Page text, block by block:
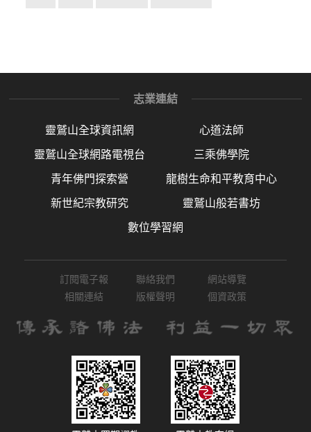
志業連結
靈鷲山全球資訊網 心道法師
靈鷲山全球網路電視台 三乘佛學院
青年佛門探索營 龍樹生命和平教育中心
新世紀宗教研究 靈鷲山般若書坊
數位學習網
訂閱電子報 聯絡我們
網站導覽
相關連結
版權聲明 個資政策